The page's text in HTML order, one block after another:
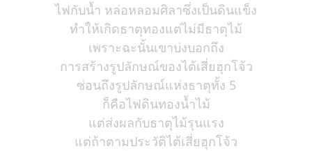
ไฟกับน้ำ หล่อหลอมศิลาซึ่งเป็นดินแข็ง
ทำให้เกิดธาตุทองแต่ไม่มีธาตุไม้
เพราะฉะนั้นเขาบ่งบอกถึง
การสร้างรูปลักษณ์ของไต้เสี่ยฮุกโจ้ว
ซ่อนถึงรูปลักษณ์แห่งธาตุทั้ง 5
ก็คือไฟดินทองน้ำไม้
แต่ส่งผลกับธาตุไม้รุนแรง
แต่ถ้าตามประวัติไต้เสี่ยฮุกโจ้ว